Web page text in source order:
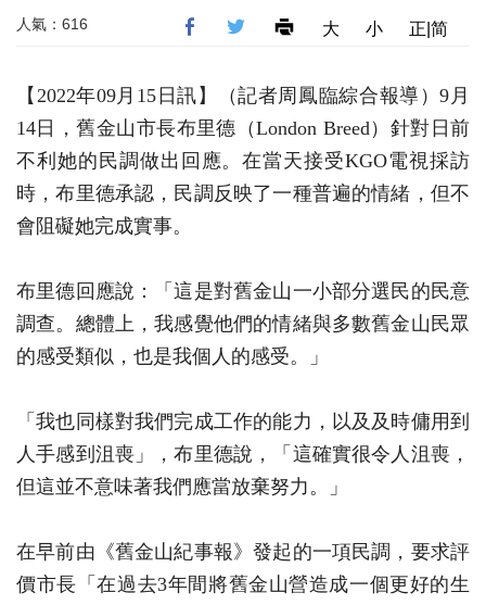
人氣：616 大 小 正|简
【2022年09月15日訊】（記者周鳳臨綜合報導）9月
14日，舊金山市長布里德（London Breed）針對日前
不利她的民調做出回應。在當天接受KGO電視採訪
時，布里德承認，民調反映了一種普遍的情緒，但不
會阻礙她完成實事。
布里德回應說：「這是對舊金山一小部分選民的民意
調查。總體上，我感覺他們的情緒與多數舊金山民眾
的感受類似，也是我個人的感受。」
「我也同樣對我們完成工作的能力，以及及時傭用到
人手感到沮喪」，布里德說，「這確實很令人沮喪，
但這並不意味著我們應當放棄努力。」
在早前由《舊金山紀事報》發起的一項民調，要求評
價市長「在過去3年間將舊金山營造成一個更好的生